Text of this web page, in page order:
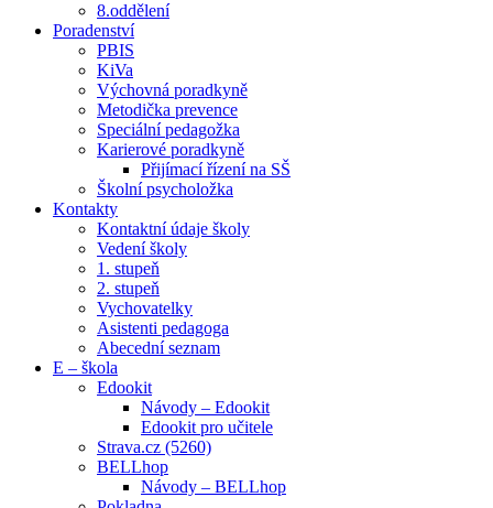
8.oddělení
Poradenství
PBIS
KiVa
Výchovná poradkyně
Metodička prevence
Speciální pedagožka
Karierové poradkyně
Přijímací řízení na SŠ
Školní psycholožka
Kontakty
Kontaktní údaje školy
Vedení školy
1. stupeň
2. stupeň
Vychovatelky
Asistenti pedagoga
Abecední seznam
E – škola
Edookit
Návody – Edookit
Edookit pro učitele
Strava.cz (5260)
BELLhop
Návody – BELLhop